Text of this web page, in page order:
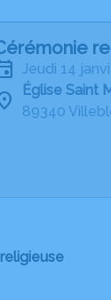
jeudi 14
Église Saint
89340